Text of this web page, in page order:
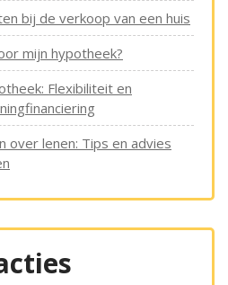
bij de verkoop van een huis
mijn hypotheek?
Flexibiliteit en
over lenen: Tips en advies